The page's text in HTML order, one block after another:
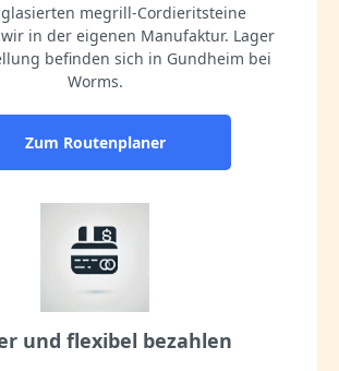
megrill-Cordieritsteine
in der eigenen Manufaktur. Lager
befinden sich in Gundheim bei
Worms.
Zum Routenplaner
und flexibel bezahlen